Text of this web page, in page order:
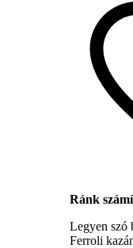
Ránk
Legyen szó
Ferroli